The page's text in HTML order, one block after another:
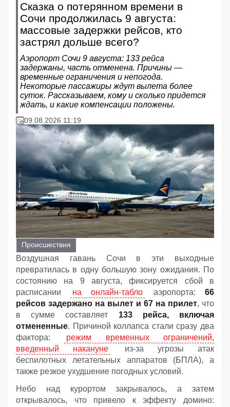
Сказка о потерянном времени в
Сочи продолжилась 9 августа:
массовые задержки рейсов, кто
застрял дольше всего?
Аэропорт Сочи 9 августа: 133 рейса
задержаны, часть отменена. Причины —
временные ограничения и непогода.
Некоторые пассажиры ждут вылета более
суток. Рассказываем, кому и сколько придется
ждать, и какие компенсации положены.
09.08.2026 11:19
Происшествия
Воздушная гавань Сочи в эти выходные
превратилась в одну большую зону ожидания. По
состоянию на 9 августа, фиксируется сбой в
расписании
на онлайн-табло аэропорта: 66
рейсов задержано на вылет и 67 на прилет, что
в сумме составляет 133 рейса, включая
отмененные. Причиной коллапса стали сразу два
фактора:
режим временных ограничений,
введенный накануне
из-за угрозы атак
беспилотных летательных аппаратов (БПЛА), а
также резкое ухудшение погодных условий.
Небо над курортом закрывалось, а затем
открывалось, что привело к эффекту домино: